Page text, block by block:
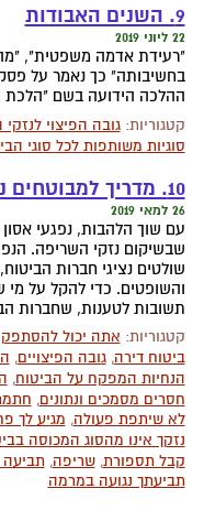
9. השנים האבודות
22 ליוני 2019
"רעידת אדמה משפטית",
בחשיבותה" כך נאמר על
ההלכה הידועה בשם "הלכת
קטגוריות:גובה הפיצוי לנזקי
סוגיות משותפות לכל סוגי
10. מדריך למבוטחים נפגעי אסון הכרמל
26 למאי 2019
עם שוך הלהבות, נפגעי
שבשיקום נזקי השריפה.
שולטים נציגי חברות
והשופטים. כדי להקל על מי
תשובות לטענות, שחברות
קטגוריות: אתה יכול להסתפק
ביטוח דירה,גובה הפיצויים,
הנחיות המפקח על הביטוח,
חסרים מסמכים ונתונים,
לא שיתפת פעולה, מגיע לך
נזקך אינו מהסוג המכוסה
קבל תספורת,שריפה,
תביעתך נגועה במרמה